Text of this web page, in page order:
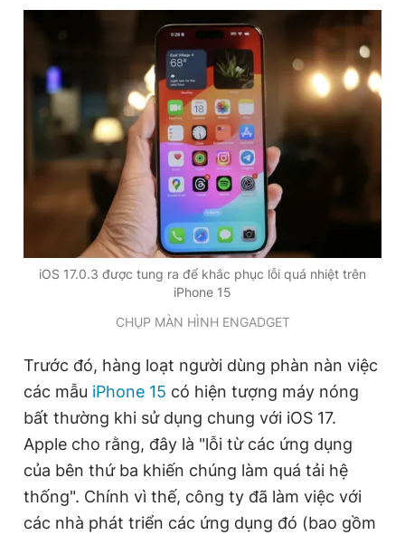
Đọc Thanh Niên trên điện thoại
Theo dõi báo trên
Hotline Liên hệ quảng cáo
0908 780 404
Tổng biên tập: Nguyễn Ngọc Toàn
Phó tổng biên tập thường trực: Hải Thành
Phó tổng biên tập: Lâm Hiếu Dũng
Phó tổng biên tập: Trần Việt Hưng
Tổng thư ký tòa soạn: Đức Trung
Giấy phép xuất bản số 110/GP - BTTTT cấp ngày 24.3.2020
© 2003-2026 Bản quyền thuộc về Báo Thanh Niên. Cấm sao
chép dưới mọi hình thức nếu không có sự chấp thuận bằng văn
bản. Phát triển bởi ePi Technologies, JSC.
iOS 17.0.3 được tung ra để khắc phục lỗi quá nhiệt trên
iPhone 15
CHỤP MÀN HÌNH ENGADGET
Trước đó, hàng loạt người dùng phàn nàn việc
các mẫu iPhone 15 có hiện tượng máy nóng
bất thường khi sử dụng chung với iOS 17.
Apple cho rằng, đây là "lỗi từ các ứng dụng
của bên thứ ba khiến chúng làm quá tải hệ
thống". Chính vì thế, công ty đã làm việc với
các nhà phát triển các ứng dụng đó (bao gồm